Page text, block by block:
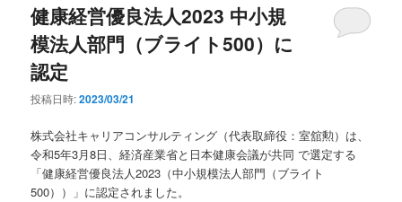
健康経営優良法人2023 中小規
模法人部門（ブライト500）に
認定
投稿日時:2023/03/21
株式会社キャリアコンサルティング（代表取締役：室舘勲）は、
令和5年3月8日、経済産業省と日本健康会議が共同 で選定する
「健康経営優良法人2023（中小規模法人部門（ブライト
500））」に認定されました。